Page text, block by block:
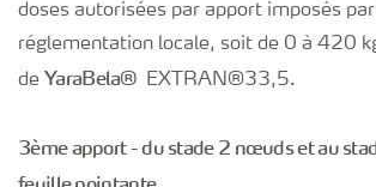
doses autorisées par apport imposés
réglementation locale, soit de 0 à 420
de YaraBela® EXTRAN®33,5.
3ème apport - du stade 2 nœuds et au